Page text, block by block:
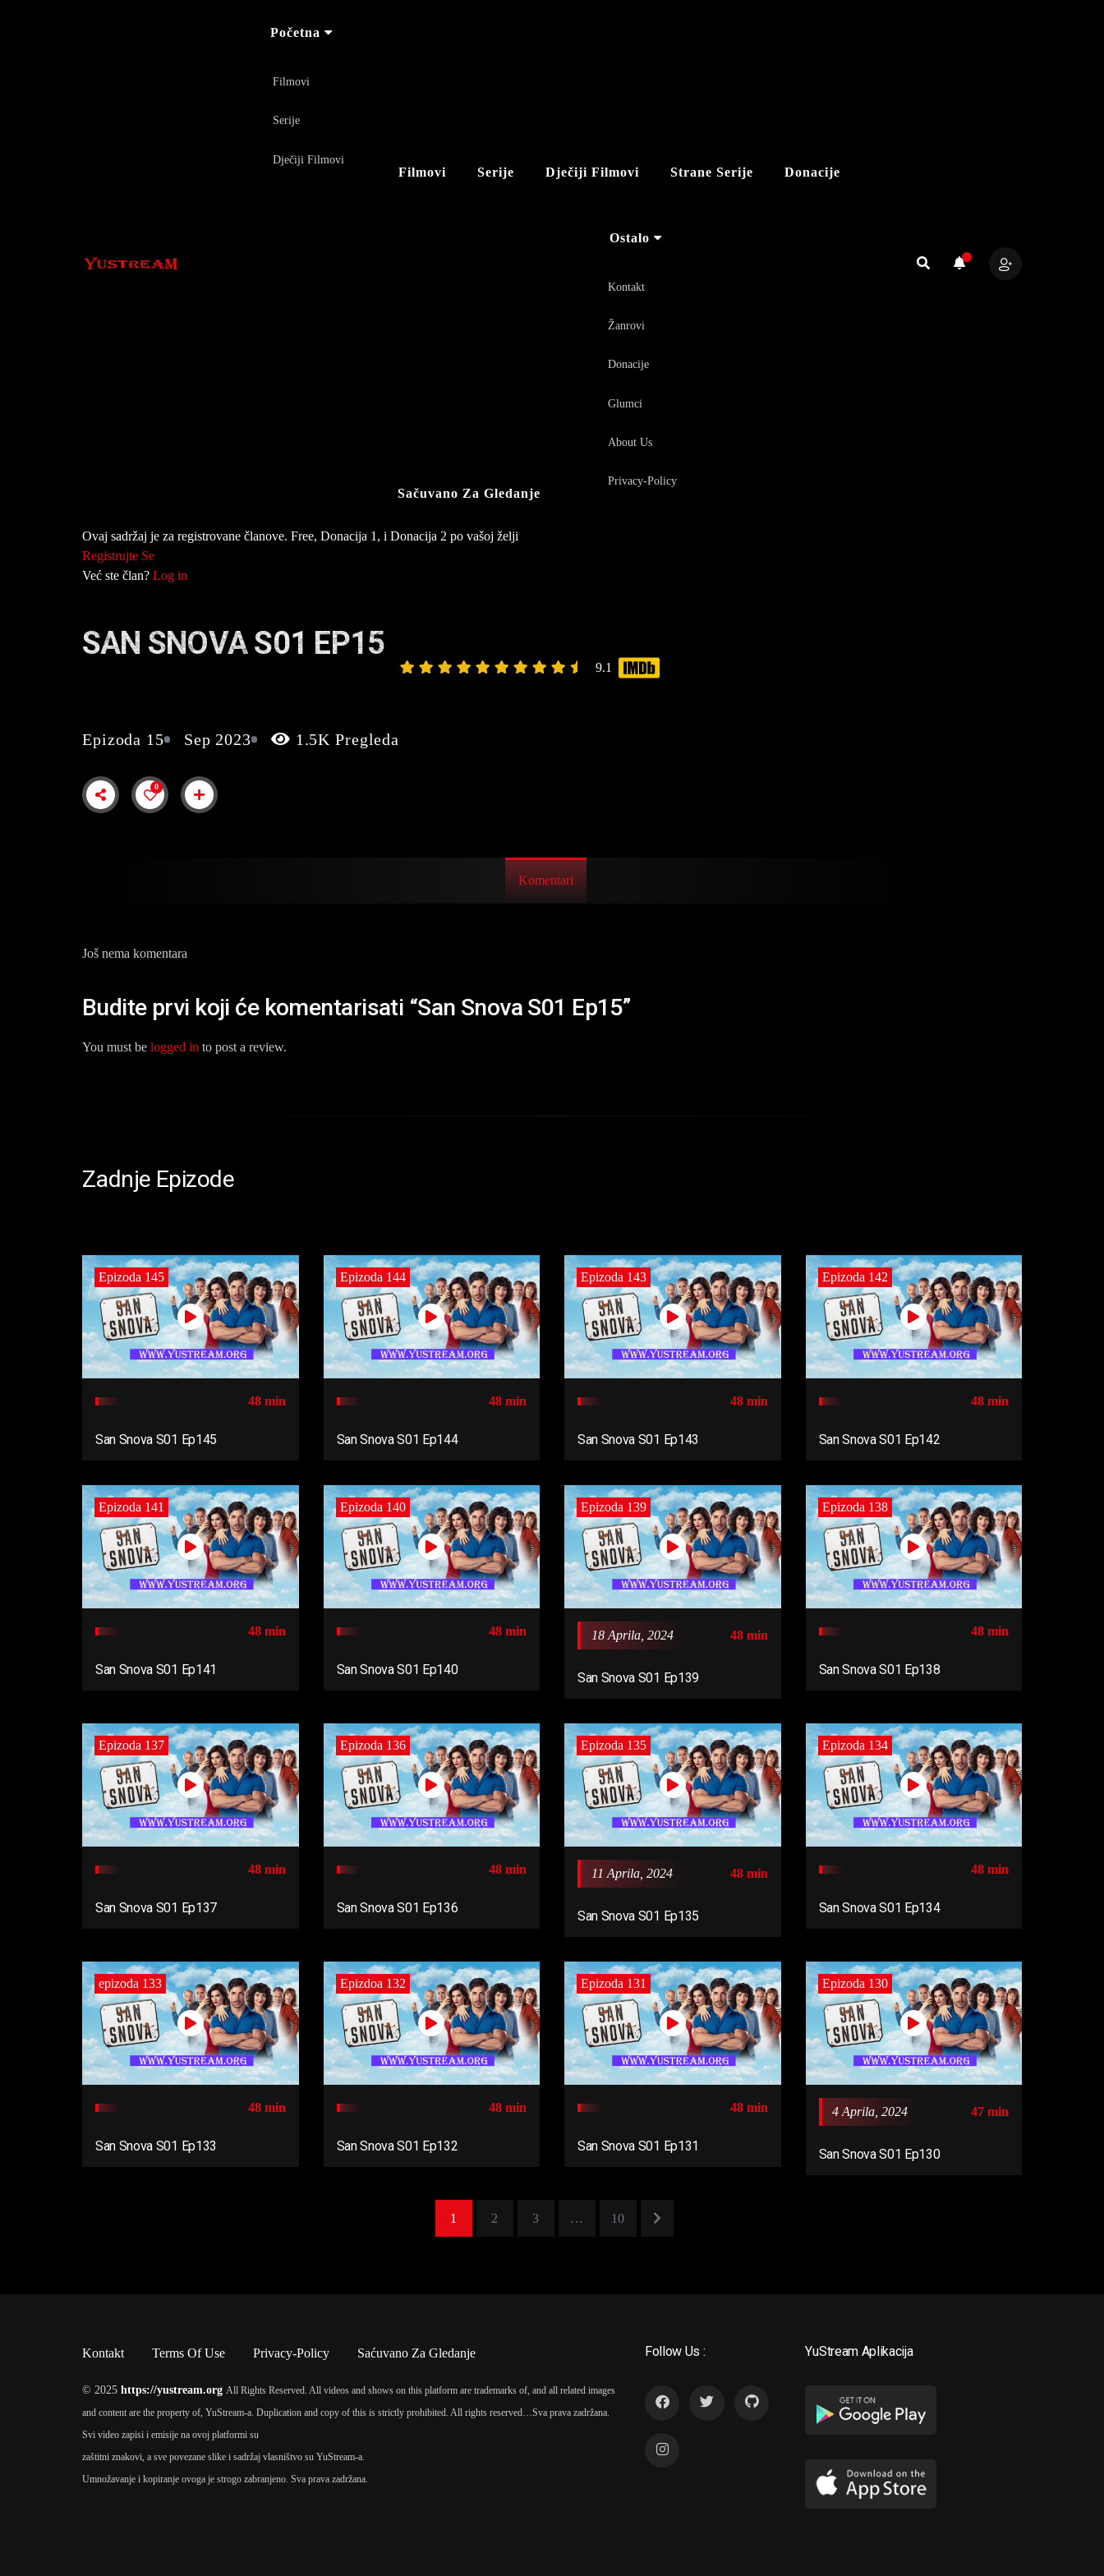
Početna
Filmovi
Serije
Dječiji Filmovi
Filmovi Serije Dječiji Filmovi Strane Serije Donacije
Sačuvano Za Gledanje
Ostalo
Kontakt
Žanrovi
Donacije
Glumci
About Us
Privacy-Policy
Ovaj sadržaj je za registrovane članove. Free, Donacija 1, i Donacija 2 po vašoj želji
Registrujte Se
Već ste član? Log in
SAN SNOVA S01 EP15
9.1
Epizoda 15 Sep 2023 1.5K Pregleda
0
Komentari
Još nema komentara
Budite prvi koji će komentarisati “San Snova S01 Ep15”
You must be logged in to post a review.
Zadnje Epizode
Epizoda 145
48 min
San Snova S01 Ep145
Epizoda 144
48 min
San Snova S01 Ep144
Epizoda 143
48 min
San Snova S01 Ep143
Epizoda 142
48 min
San Snova S01 Ep142
Epizoda 141
48 min
San Snova S01 Ep141
Epizoda 140
48 min
San Snova S01 Ep140
Epizoda 139
18 Aprila, 2024 48 min
San Snova S01 Ep139
Epizoda 138
48 min
San Snova S01 Ep138
Epizoda 137
48 min
San Snova S01 Ep137
Epizoda 136
48 min
San Snova S01 Ep136
Epizoda 135
11 Aprila, 2024 48 min
San Snova S01 Ep135
Epizoda 134
48 min
San Snova S01 Ep134
epizoda 133
48 min
San Snova S01 Ep133
Epizdoa 132
48 min
San Snova S01 Ep132
Epizoda 131
48 min
San Snova S01 Ep131
Epizoda 130
4 Aprila, 2024 47 min
San Snova S01 Ep130
1 2 3 … 10
Kontakt Terms Of Use Privacy-Policy Saćuvano Za Gledanje
© 2025 https://yustream.org All Rights Reserved. All videos and shows on this platform are trademarks of, and all related images
and content are the property of, YuStream-a. Duplication and copy of this is strictly prohibited. All rights reserved… Sva prava zadržana.
Svi video zapisi i emisije na ovoj platformi su
zaštitni znakovi, a sve povezane slike i sadržaj vlasništvo su YuStream-a.
Umnožavanje i kopiranje ovoga je strogo zabranjeno. Sva prava zadržana.
Follow Us : YuStream Aplikacija